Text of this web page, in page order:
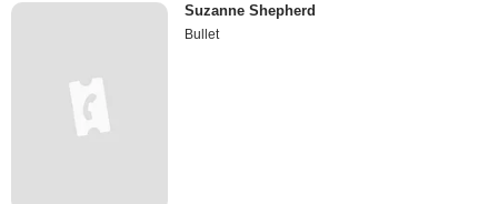
Suzanne Shepherd
Bullet